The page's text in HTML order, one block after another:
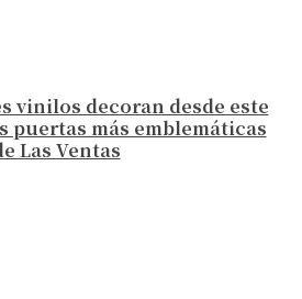
vinilos decoran desde este
puertas más emblemáticas
Las Ventas